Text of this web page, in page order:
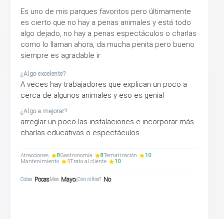
Es uno de mis parques favoritos pero últimamente
es cierto que no hay a penas animales y está todo
algo dejado, no hay a penas espectáculos o charlas
como lo llaman ahora, da mucha penita pero bueno
siempre es agradable ir
¿Algo excelente?
A veces hay trabajadores que explican un poco a
cerca de algunos animales y eso es genial
¿Algo a mejorar?
arreglar un poco las instalaciones e incorporar más
charlas educativas o espectáculos
Atracciones 8Gastronomía 8Tematización
10
Mantenimiento
5Trato al cliente 10
Colas PocasMes Mayo¿Con niños? No